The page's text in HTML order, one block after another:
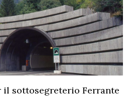
il sottosegreterio Ferrante